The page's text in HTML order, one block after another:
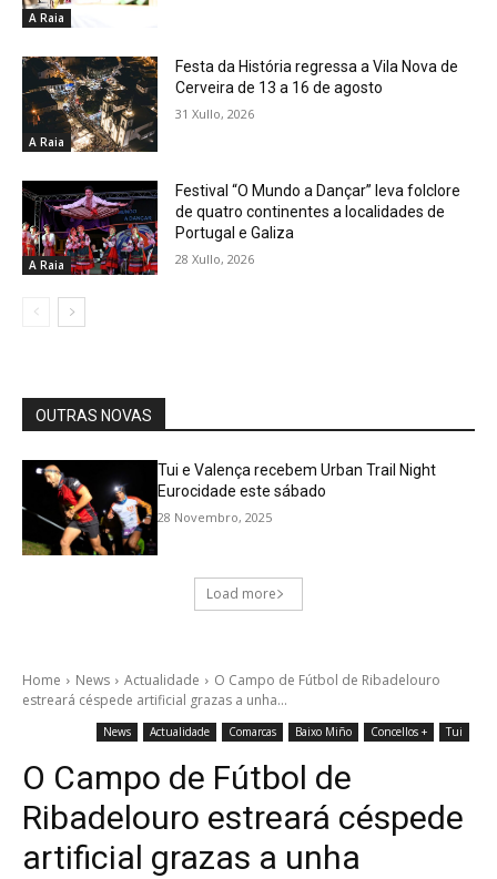
A Raia
A Raia
Festa da História regressa a Vila Nova de
Cerveira de 13 a 16 de agosto
31 Xullo, 2026
A Raia
Festival “O Mundo a Dançar” leva folclore
de quatro continentes a localidades de
Portugal e Galiza
28 Xullo, 2026
OUTRAS NOVAS
Tui e Valença recebem Urban Trail Night
Eurocidade este sábado
28 Novembro, 2025
Load more